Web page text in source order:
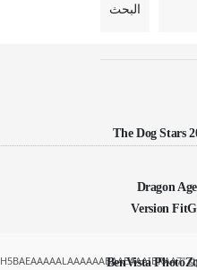
البحث
The Dog Stars
Dragon
Version
BenVista